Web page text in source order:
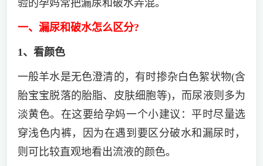
验的孕妈常把漏尿和破水弄混。
一、漏尿和破水怎么区分?
1、看颜色
一般羊水是无色澄清的，有时掺杂白色絮状物(含
胎宝宝脱落的胎脂、皮肤细胞等)，而尿液则多为
淡黄色。在这要给孕妈一个小建议：平时尽量选
穿浅色内裤，因为在遇到要区分破水和漏尿时，
则可比较直观地看出流液的颜色。